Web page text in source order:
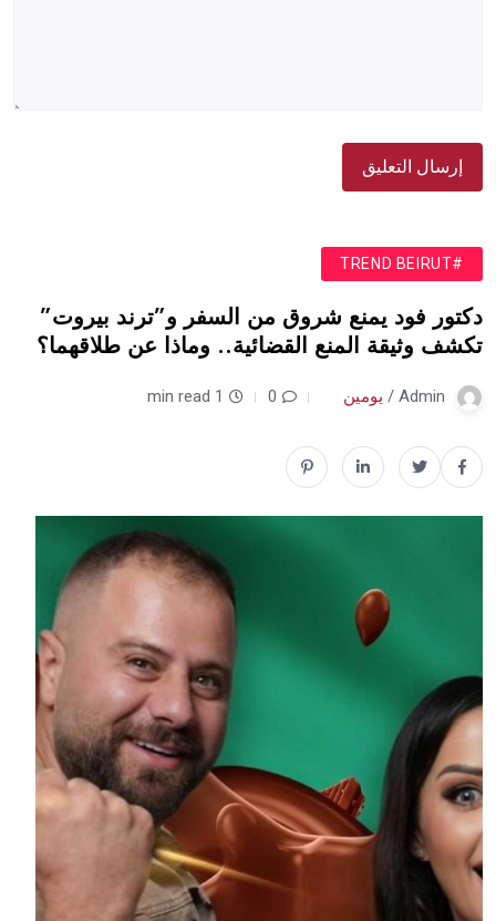
#TREND BEIRUT
دكتور فود يمنع شروق من السفر و”ترند بيروت”
تكشف وثيقة المنع القضائية.. وماذا عن طلاقهما؟
Admin / يومين 0
1 min read